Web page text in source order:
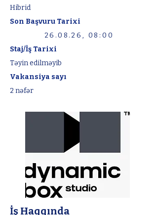
Hibrid
Son Başvuru Tarixi
26.08.26, 08:00
Staj/İş Tarixi
Təyin edilməyib
Vakansiya sayı
2 nəfər
İş Haqqında